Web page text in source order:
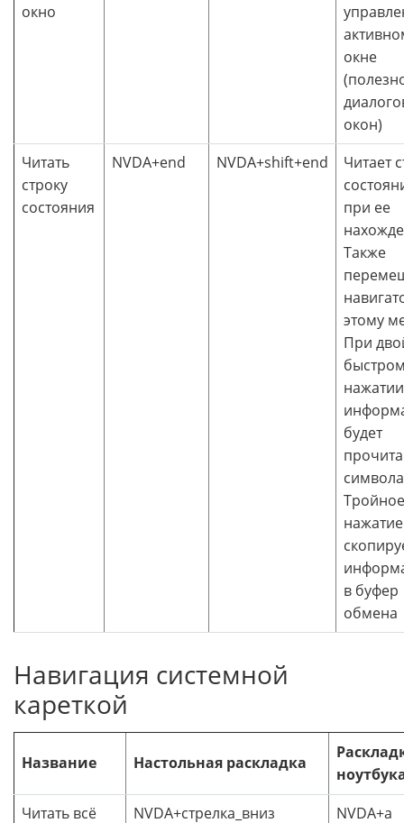
окно
окне
окон)
Читать
строку
состояния
NVDA+end NVDA+shift+end
Читает
при ее
Также
этому
При
будет
Тройное
нажатие
в буфер
обмена
Навигация системной
кареткой
Название Настольная раскладка
Читать всё
NVDA+стрелка_вниз NVDA+a